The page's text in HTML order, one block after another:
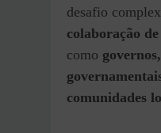
desafio
colaboração
como
comunidades